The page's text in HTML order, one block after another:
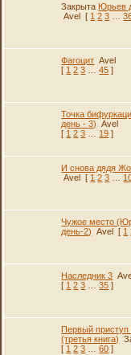
Закрыта Юрьев
Avel [ 1 2 3
Фагоцит Avel
[ 1 2 3 45 ]
Точка
день - 3)
Avel
[ 1 2 3 19 ]
И снова дядя
Avel [ 1 2 3
Чужое место
день-2)
Avel [ 1
Наследник 3
[ 1 2 3 35 ]
Первый приступ
(третья книга)
[ 1 2 3 60 ]